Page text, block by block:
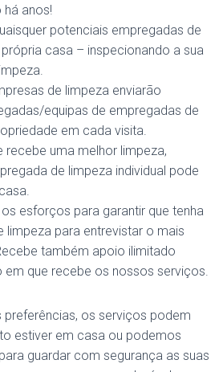
anos!
potenciais empregadas de
casa – inspecionando a sua
de limpeza enviarão
equipas de empregadas de
em cada visita.
recebe uma melhor limpeza,
de limpeza individual pode
esforços para garantir que tenha
limpeza para entrevistar o mais
também apoio ilimitado
em que recebe os nossos serviços.
preferências, os serviços podem
estiver em casa ou podemos
guardar com segurança as suas